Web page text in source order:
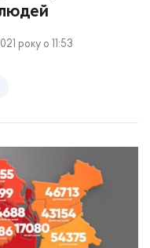
року о 11:53